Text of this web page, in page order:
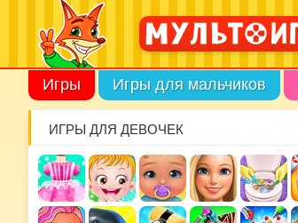
Игры Игры для мальчиков
ИГРЫ ДЛЯ ДЕВОЧЕК